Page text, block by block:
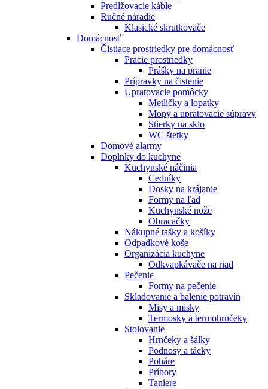
Predlžovacie káble
Ručné náradie
Klasické skrutkovače
Domácnosť
Čistiace prostriedky pre domácnosť
Pracie prostriedky
Prášky na pranie
Prípravky na čistenie
Upratovacie pomôcky
Metličky a lopatky
Mopy a upratovacie súpravy
Stierky na sklo
WC štetky
Domové alarmy
Doplnky do kuchyne
Kuchynské náčinia
Cedníky
Dosky na krájanie
Formy na ľad
Kuchynské nože
Obracačky
Nákupné tašky a košíky
Odpadkové koše
Organizácia kuchyne
Odkvapkávače na riad
Pečenie
Formy na pečenie
Skladovanie a balenie potravín
Misy a misky
Termosky a termohrnčeky
Stolovanie
Hrnčeky a šálky
Podnosy a tácky
Poháre
Príbory
Taniere